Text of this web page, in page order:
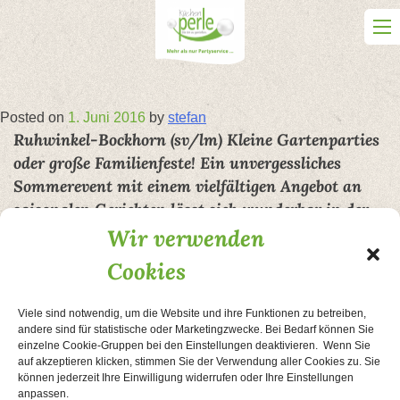
Wir verwenden
Cookies
Viele sind notwendig, um die Website und ihre Funktionen zu betreiben,
andere sind für statistische oder Marketingzwecke. Bei Bedarf können Sie
einzelne Cookie-Gruppen bei den Einstellungen deaktivieren. Wenn Sie
auf akzeptieren klicken, stimmen Sie der Verwendung aller Cookies zu. Sie
können jederzeit Ihre Einwilligung widerrufen oder Ihre Einstellungen
anpassen.
Skip
content
Posted on 1. Juni 2016 bystefan
Ruhwinkel-Bockhorn (sv/lm) Kleine Gartenparties
oder große Familienfeste! Ein unvergessliches
Sommerevent mit einem vielfältigen Angebot an
saisonalen Gerichten lässt sich wunderbar in der
Kuh-Lounge der Küchenperle feiern. Das
zur Verfügung.
Damit auch der Gastgeber seine Zeit nutzen kann, um sein
Fest zu genießen, bietet das Team der Küchenperle einen
Rundum-Service an. „Vorab führen wir gerne ein
persönliches Beratungsgespräch, um Ihr Event perfekt